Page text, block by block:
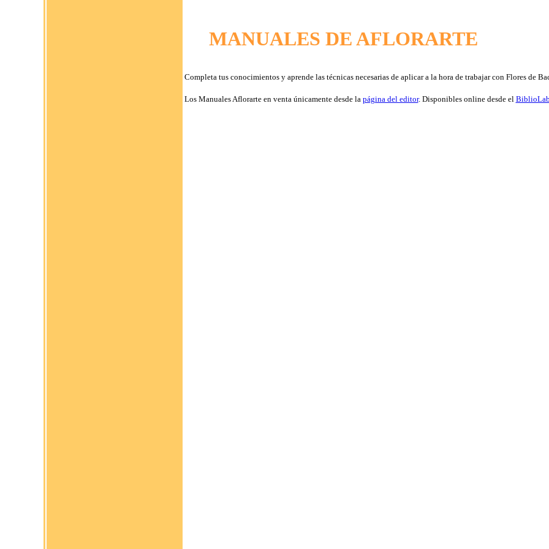
MANUALES DE AFLORARTE
Completa tus conocimientos y aprende las técnicas necesarias de aplicar a la hora de trabajar con Flores de
Los Manuales Aflorarte en venta únicamente desde la página del editor. Disponibles online desde el